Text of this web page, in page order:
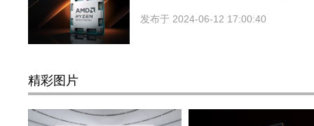
发布于 2024-06-12 17:00:40
精彩图片